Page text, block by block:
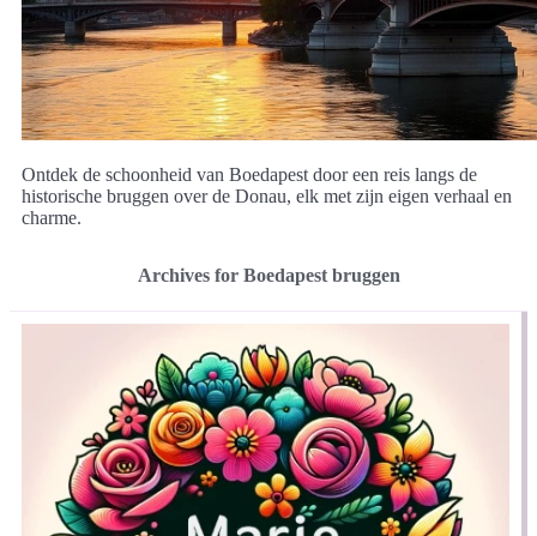
Ontdek de schoonheid van Boedapest door een reis langs de
historische bruggen over de Donau, elk met zijn eigen verhaal en
charme.
Archives for Boedapest bruggen